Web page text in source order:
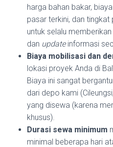
harga bahan bakar, biaya
pasar terkini, dan
untuk selalu
dan updateinformasi
Biaya mobilisasi dan
lokasi proyek Anda di
Biaya ini sangat
dari depo kami
yang disewa (karena
khusus).
Durasi sewa minimum
minimal beberapa hari